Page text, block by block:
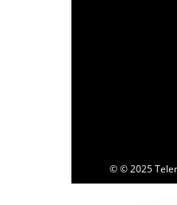
© © 2025